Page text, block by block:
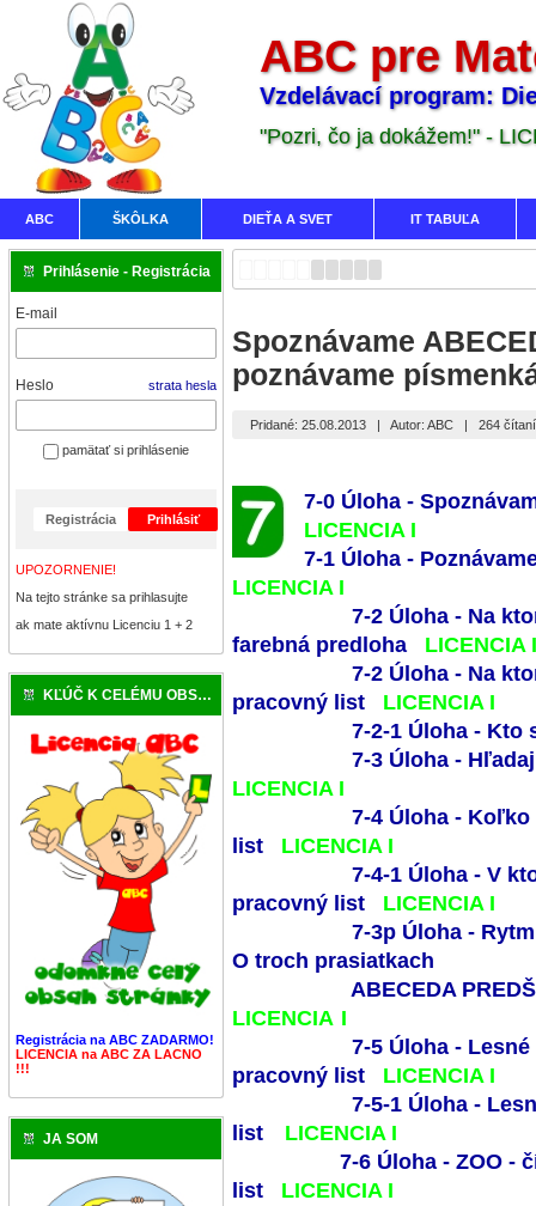
ABC pre
Vzdelávací program:
"Pozri, čo ja dokážem!" -
ABC ŠKÔLKA DIEŤA A SVET IT TABUĽA
Prihlásenie - Registrácia
E-mail
Heslo strata hesla
pamätať si prihlásenie
Registrácia Prihlásiť
UPOZORNENIE!
Na tejto stránke sa prihlasujte
ak mate aktívnu Licenciu 1 + 2
KĽÚČ K CELÉMU OBSAHU
Registrácia na ABC ZADARMO!
LICENCIA na ABC ZA LACNO
!!!
JA SOM
Spoznávame
poznávame
Pridané: 25.08.2013 |Autor: ABC |264
7-0 Úloha -
LICENCIA I
7-1 Úloha -
LICENCIA I
7-2 Úloha - Na
farebná predloha
LICENCIA
7-2 Úloha - Na
pracovný list
LICENCIA I
7-2-1 Úloha -
7-3 Úloha -
LICENCIA I
7-4 Úloha -
list
LICENCIA I
7-4-1 Úloha - V
pracovný list
LICENCIA I
7-3p Úloha -
O troch prasiatkach
ABECEDA
LICENCIA I
7-5 Úloha -
pracovný list
LICENCIA I
7-5-1 Úloha -
list
LICENCIA I
7-6 Úloha - ZOO -
list
LICENCIA I